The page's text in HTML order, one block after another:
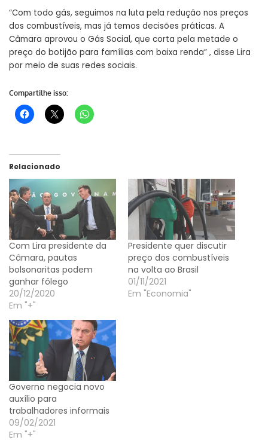
“Com todo gás, seguimos na luta pela redução nos preços
dos combustíveis, mas já temos decisões práticas. A
Câmara aprovou o Gás Social, que corta pela metade o
preço do botijão para famílias com baixa renda” , disse Lira
por meio de suas redes sociais.
Compartilhe isso:
Relacionado
Com Lira presidente da
Câmara, pautas
bolsonaritas podem
ganhar fôlego
20/12/2020
Em "+"
Presidente quer discutir
preço dos combustíveis
na volta ao Brasil
01/11/2021
Em "Economia"
Governo negocia novo
auxílio para
trabalhadores informais
09/02/2021
Em "+"